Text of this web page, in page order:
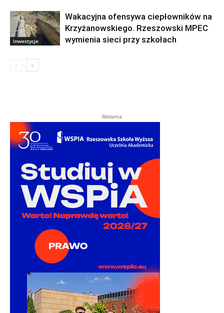
Inwestycje
Wakacyjna ofensywa ciepłowników na
Krzyżanowskiego. Rzeszowski MPEC
wymienia sieci przy szkołach
Reklama